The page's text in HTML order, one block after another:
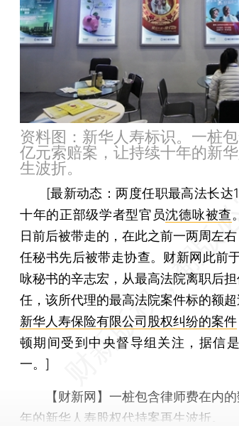
资料图：新华人寿标识。一桩
亿元索赔案，让持续十年的新
生波折。
[最新动态：两度任职最高法长达
十年的正部级学者型官员沈德咏被查
日前后被带走的，在此之前一两周左
任秘书先后被带走协查。财新网此前
咏秘书的辛志宏，从最高法院离职后
任，该所代理的最高法院案件标的额
新华人寿保险有限公司股权纠纷的案件
顿期间受到中央督导组关注，据信
一。]
【财新网】 一桩包含律师费在内
年的新华人寿股权代持案再生波折。